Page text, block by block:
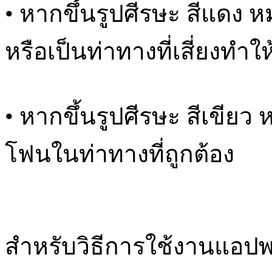
• หากขึ้นรูปศีรษะ สีแดง ห
หรือเป็นท่าทางที่เสี่ยงทำ
• หากขึ้นรูปศีรษะ สีเขียว
โฟนในท่าทางที่ถูกต้อง
สำหรับวิธีการใช้งานแอป